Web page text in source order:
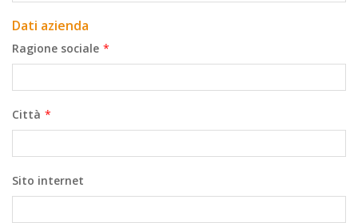
Dati azienda
Ragione sociale *
Città *
Sito internet